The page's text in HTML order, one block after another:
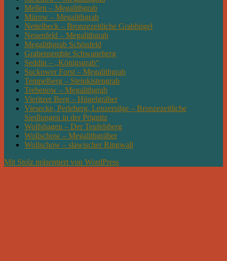
Mellen – Megalithgrab
Mürow – Megalithgrab
Nettelbeck – Bronzezeitliche Grabhügel
Neuenfeld – Megalithgrab
Megalithgrab Schönfeld
Grabensemble Schwaneberg
Seddin – „Königsgrab“
Suckower Forst – Megalithgrab
Tempelberg – Steinkistengrab
Trebenow – Megalithgrab
Vieritzer Berg – Hügelgräber
Viesecke, Perleberg, Lenzersilge – Bronzezeitliche
Siedlungen in der Prignitz
Wolfshagen – Der Teufelsberg
Wollschow – Megalithgräber
Wollschow – slawischer Ringwall
Mit Stolz präsentiert von WordPress